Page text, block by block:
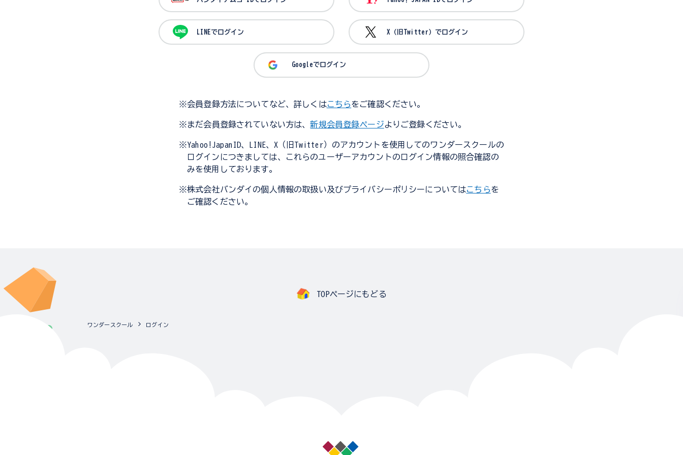
LINEでログイン X（旧Twitter）でログイン
Googleでログイン
※会員登録方法についてなど、詳しくはこちらをご確認ください。
※まだ会員登録されていない方は、新規会員登録ページよりご登録ください。
※Yahoo!JapanID、LINE、X（旧Twitter）のアカウントを使用してのワンダースクールの
ログインにつきましては、これらのユーザーアカウントのログイン情報の照合確認の
みを使用しております。
※株式会社バンダイの個人情報の取扱い及びプライバシーポリシーについてはこちらを
ご確認ください。
TOPページにもどる
ワンダースクール ログイン